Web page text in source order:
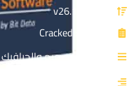
القسم: التصميم والجرافيك